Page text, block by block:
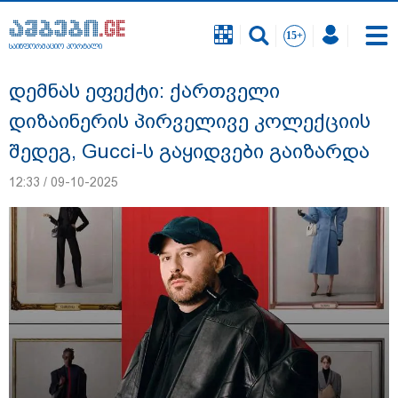
საინფორმაციო პორტალი
რა შემთხვევაში გათავისუფლდება
მოსწავლე სასკოლო ფორმის ტარებისგან
- განათლების მინისტრის განმარტება
საინფორმაციო პორტალი
დემნას ეფექტი: ქართველი
დიზაინერის პირველივე კოლექციის
შედეგ, Gucci-ს გაყიდვები გაიზარდა
12:33 / 09-10-2025